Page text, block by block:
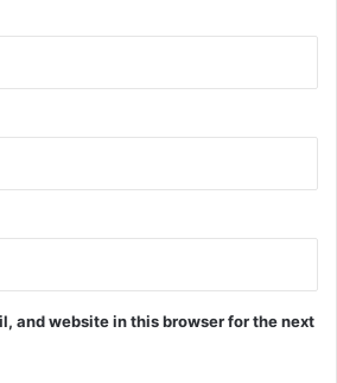
and website in this browser for the next